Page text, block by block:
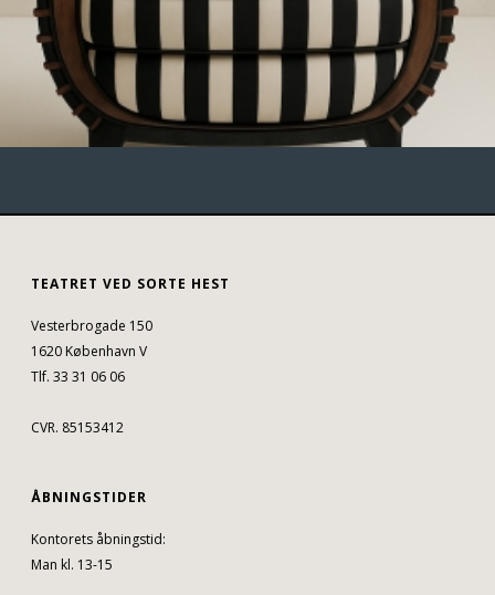
TEATRET VED SORTE HEST
Vesterbrogade 150
1620 København V
Tlf. 33 31 06 06
CVR. 85153412
ÅBNINGSTIDER
Kontorets åbningstid:
Man kl. 13-15